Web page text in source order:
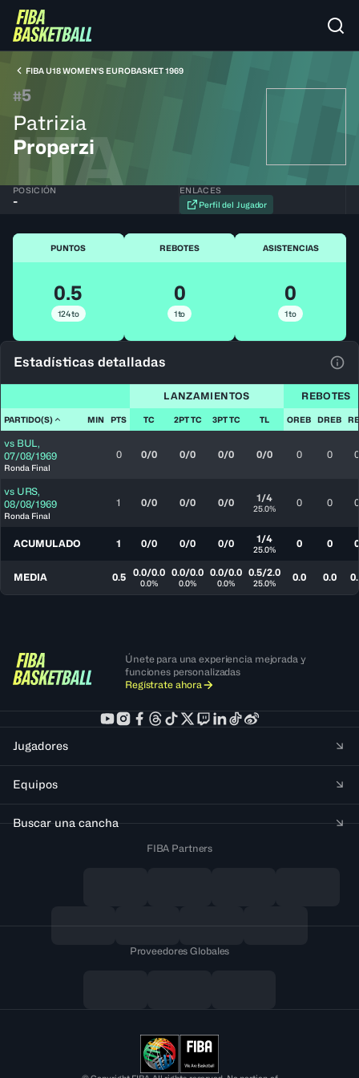
FIBA U18 WOMEN'S EUROBASKET 1969
#5
Patrizia
Properzi
ITA
POSICIÓN
-
ENLACES
Perfil del Jugador
PUNTOS
0.5
124to
REBOTES
0
1to
ASISTENCIAS
0
1to
Estadísticas detalladas
LANZAMIENTOS REBOTES
PARTIDO(S) MIN PTS TC 2PT TC 3PT TC TL OREB DREB
vs BUL,
07/08/1969
Ronda Final
0 0/0 0/0 0/0 0/0 0 0 0
vs URS,
08/08/1969
Ronda Final
1 0/0 0/0 0/0 1/4
25.0% 0 0 0
ACUMULADO 1 0/0 0/0 0/0 1/4
25.0% 0 0 0
MEDIA 0.5 0.0/0.0
0.0%
0.0/0.0
0.0%
0.0/0.0
0.0%
0.5/2.0
25.0% 0.0 0.0
Únete para una experiencia mejorada y
funciones personalizadas
Regístrate ahora
Jugadores
Equipos
Buscar una cancha
FIBA Partners
Proveedores Globales